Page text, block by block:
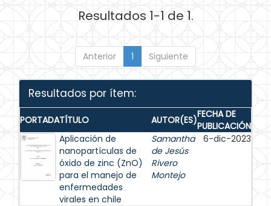
Resultados 1-1 de 1.
Anterior 1 Siguiente
Resultados por ítem:
PORTADATÍTULO AUTOR(ES)FECHA DE
PUBLICACIÓN
Aplicación de
nanopartículas de
óxido de zinc (ZnO)
para el manejo de
enfermedades
virales en chile
Samantha
de Jesús
Rivero
Montejo
6-dic-2023